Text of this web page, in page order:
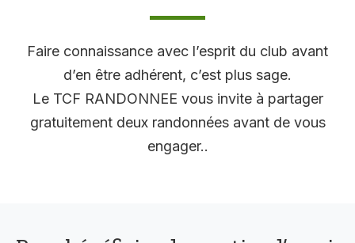
Faire connaissance avec l’esprit du club avant
d’en être adhérent, c’est plus sage.
Le TCF RANDONNEE vous invite à partager
gratuitement deux randonnées avant de vous
engager..